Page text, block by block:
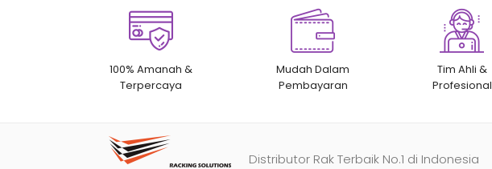
100% Amanah &
Terpercaya
Mudah Dalam
Pembayaran
Tim Ahli &
Profesional
Distributor Rak Terbaik No.1 di Indonesia